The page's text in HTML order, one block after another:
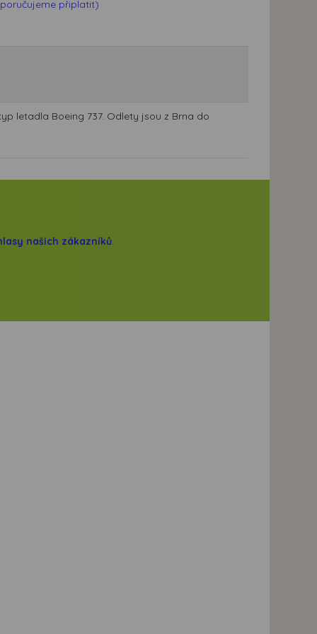
připlatit)
letadla Boeing 737. Odlety jsou z Brna do
našich zákazníků.